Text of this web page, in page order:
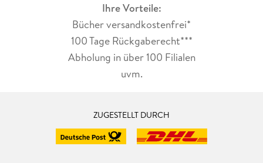
Ihre Vorteile:
Bücher versandkostenfrei*
100 Tage Rückgaberecht***
Abholung in über 100 Filialen
uvm.
ZUGESTELLT DURCH